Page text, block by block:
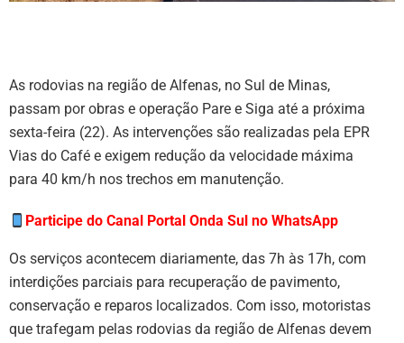
As rodovias na região de Alfenas, no Sul de Minas,
passam por obras e operação Pare e Siga até a próxima
sexta-feira (22). As intervenções são realizadas pela EPR
Vias do Café e exigem redução da velocidade máxima
para 40 km/h nos trechos em manutenção.
Participe do Canal Portal Onda Sul no WhatsApp
Os serviços acontecem diariamente, das 7h às 17h, com
interdições parciais para recuperação de pavimento,
conservação e reparos localizados. Com isso, motoristas
que trafegam pelas rodovias da região de Alfenas devem